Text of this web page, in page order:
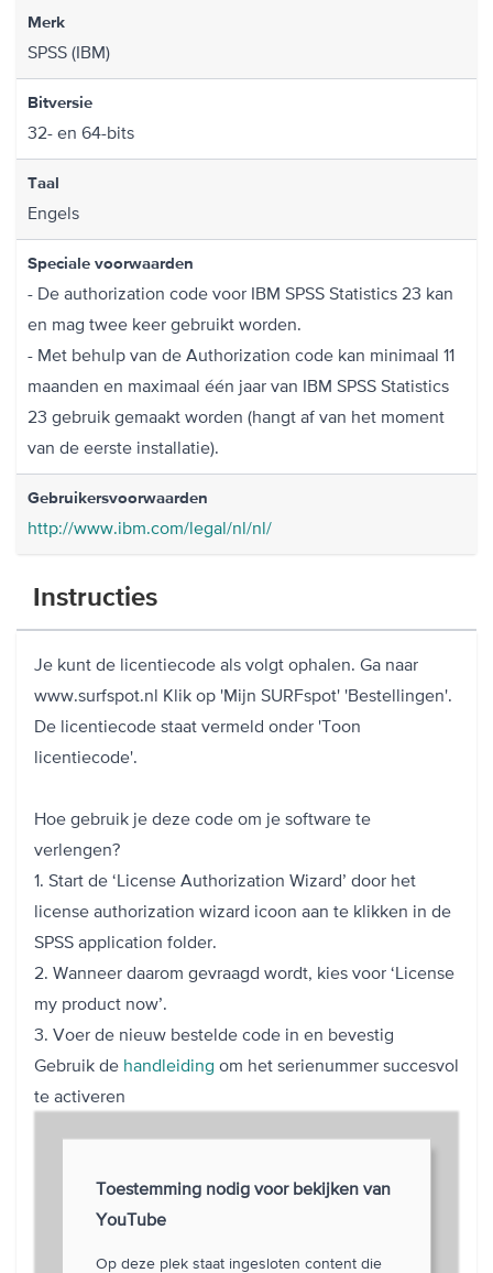
Merk
SPSS (IBM)
Bitversie
32- en 64-bits
Taal
Engels
Speciale voorwaarden
- De authorization code voor IBM SPSS Statistics 23 kan
en mag twee keer gebruikt worden.
- Met behulp van de Authorization code kan minimaal 11
maanden en maximaal één jaar van IBM SPSS Statistics
23 gebruik gemaakt worden (hangt af van het moment
van de eerste installatie).
Gebruikersvoorwaarden
http://www.ibm.com/legal/nl/nl/
Instructies
Je kunt de licentiecode als volgt ophalen. Ga naar
www.surfspot.nl Klik op 'Mijn SURFspot' 'Bestellingen'.
De licentiecode staat vermeld onder 'Toon
licentiecode'.
Hoe gebruik je deze code om je software te
verlengen?
1. Start de ‘License Authorization Wizard’ door het
license authorization wizard icoon aan te klikken in de
SPSS application folder.
2. Wanneer daarom gevraagd wordt, kies voor ‘License
my product now’.
3. Voer de nieuw bestelde code in en bevestig
Gebruik de handleiding om het serienummer succesvol
te activeren
Toestemming nodig voor bekijken van
YouTube
Op deze plek staat ingesloten content die